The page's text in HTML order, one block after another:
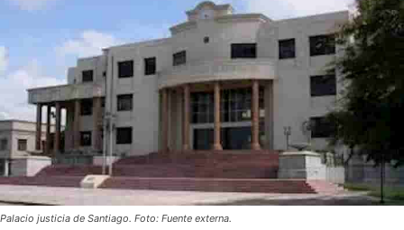
Palacio justicia de Santiago. Foto: Fuente externa.